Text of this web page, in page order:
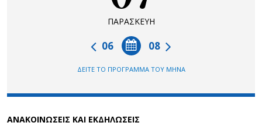
ΠΑΡΑΣΚΕΥΗ
08
06
ΔΕΙΤΕ ΤΟ ΠΡΟΓΡΑΜΜΑ ΤΟΥ ΜΗΝΑ
ΑΝΑΚΟΙΝΩΣΕΙΣ ΚΑΙ ΕΚΔΗΛΩΣΕΙΣ